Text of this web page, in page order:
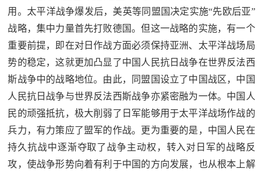
用。太平洋战争爆发后，美英等同盟国决定实施“先欧后亚”
战略，集中力量首先打败德国。但这一战略的实施，有一个
重要前提，即在对日作战方面必须保持亚洲、太平洋战场局
势的稳定，这就更加凸显了中国人民抗日战争在世界反法西
斯战争中的战略地位。由此，同盟国设立了中国战区，中国
人民抗日战争与世界反法西斯战争亦紧密融为一体。中国人
民的顽强抵抗，极大削弱了日军能够用于太平洋战场作战的
兵力，有力策应了盟军的作战。更为重要的是，中国人民在
持久抗战中逐渐夺取了战争主动权，转入对日军的战略反
攻，使战争形势向着有利于中国的方向发展，也从根本上解